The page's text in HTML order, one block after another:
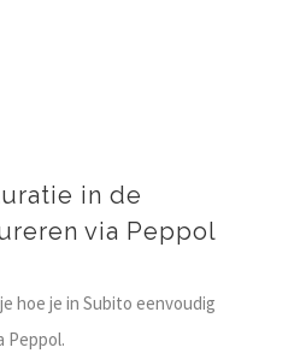
in de
via Peppol
hoe je in Subito eenvoudig
Peppol.